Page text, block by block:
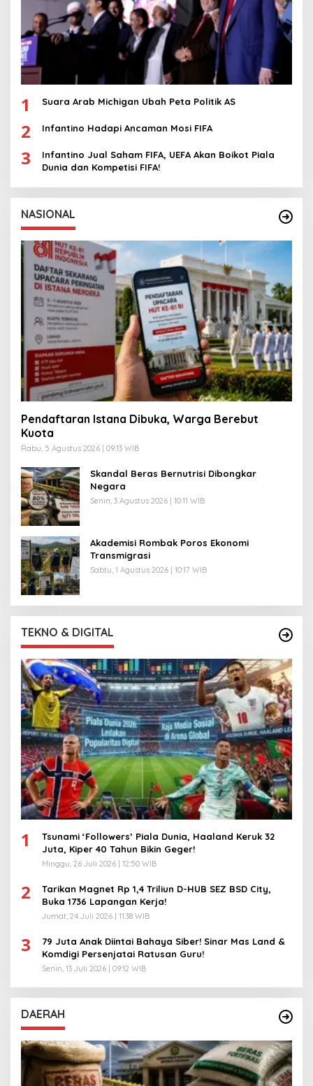
1 Suara Arab Michigan Ubah Peta Politik AS
2 Infantino Hadapi Ancaman Mosi FIFA
3
Infantino Jual Saham FIFA, UEFA Akan Boikot Piala
Dunia dan Kompetisi FIFA!
NASIONAL
Pendaftaran Istana Dibuka, Warga Berebut
Kuota
Rabu, 5 Agustus 2026 | 09:13 WIB
Skandal Beras Bernutrisi Dibongkar
Negara
Senin, 3 Agustus 2026 | 10:11 WIB
Akademisi Rombak Poros Ekonomi
Transmigrasi
Sabtu, 1 Agustus 2026 | 10:17 WIB
TEKNO & DIGITAL
1
Tsunami ‘Followers’ Piala Dunia, Haaland Keruk 32
Juta, Kiper 40 Tahun Bikin Geger!
Minggu, 26 Juli 2026 | 12:50 WIB
2
Tarikan Magnet Rp 1,4 Triliun D-HUB SEZ BSD City,
Buka 1736 Lapangan Kerja!
Jumat, 24 Juli 2026 | 11:38 WIB
3
79 Juta Anak Diintai Bahaya Siber! Sinar Mas Land &
Komdigi Persenjatai Ratusan Guru!
Senin, 13 Juli 2026 | 09:12 WIB
DAERAH